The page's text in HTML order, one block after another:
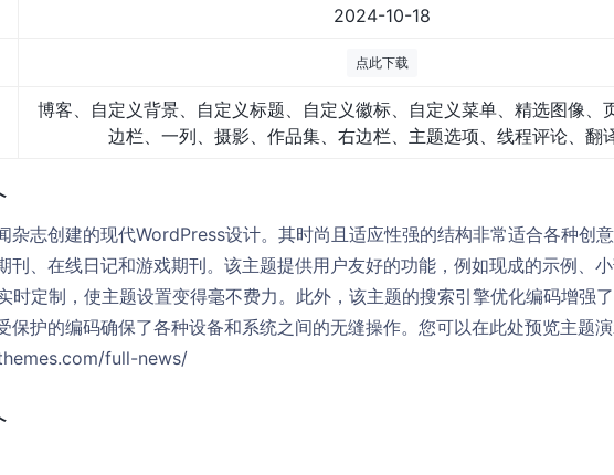
2024-10-18
点此下载
博客、自定义背景、自定义标题、自定义徽标、自定义菜单、精选图像、
边栏、一列、摄影、作品集、右边栏、主题选项、线程评论、翻
杂志创建的现代WordPress设计。其时尚且适应性强的结构非常适合各种创
刊、在线日记和游戏期刊。该主题提供用户友好的功能，例如现成的示例、
时定制，使主题设置变得毫不费力。此外，该主题的搜索引擎优化编码增强
保护的编码确保了各种设备和系统之间的无缝操作。您可以在此处预览主题演
full-news/